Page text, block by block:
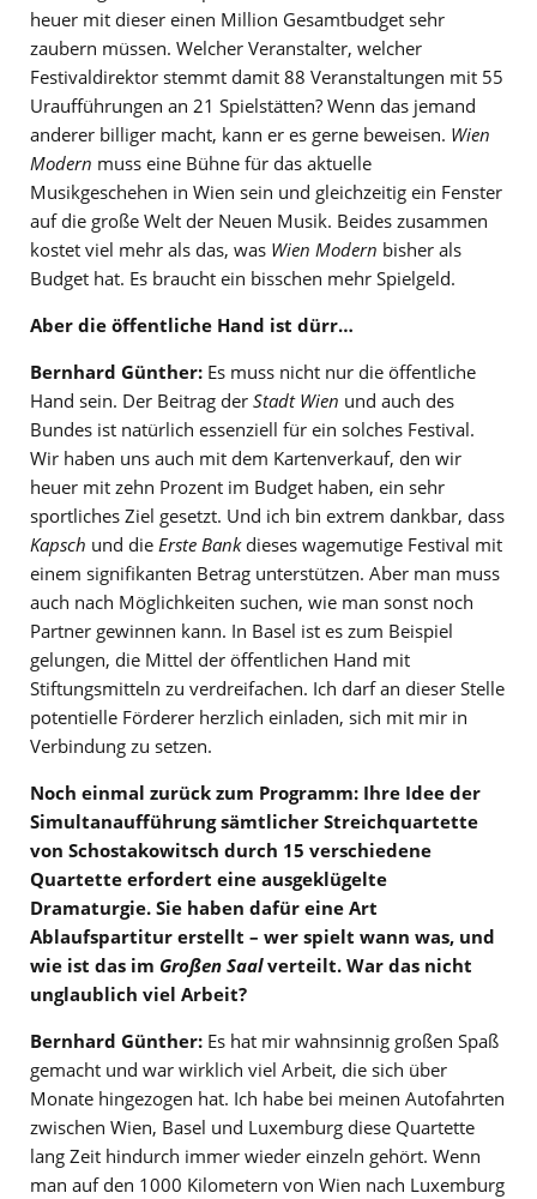
heuer mit dieser einen Million Gesamtbudget sehr
zaubern müssen. Welcher Veranstalter, welcher
Festivaldirektor stemmt damit 88 Veranstaltungen mit 55
Uraufführungen an 21 Spielstätten? Wenn das jemand
anderer billiger macht, kann er es gerne beweisen. Wien
Modern muss eine Bühne für das aktuelle
Musikgeschehen in Wien sein und gleichzeitig ein Fenster
auf die große Welt der Neuen Musik. Beides zusammen
kostet viel mehr als das, was Wien Modern bisher als
Budget hat. Es braucht ein bisschen mehr Spielgeld.
Aber die öffentliche Hand ist dürr…
Bernhard Günther: Es muss nicht nur die öffentliche
Hand sein. Der Beitrag der Stadt Wien und auch des
Bundes ist natürlich essenziell für ein solches Festival.
Wir haben uns auch mit dem Kartenverkauf, den wir
heuer mit zehn Prozent im Budget haben, ein sehr
sportliches Ziel gesetzt. Und ich bin extrem dankbar, dass
Kapsch und die Erste Bankdieses wagemutige Festival mit
einem signifikanten Betrag unterstützen. Aber man muss
auch nach Möglichkeiten suchen, wie man sonst noch
Partner gewinnen kann. In Basel ist es zum Beispiel
gelungen, die Mittel der öffentlichen Hand mit
Stiftungsmitteln zu verdreifachen. Ich darf an dieser Stelle
potentielle Förderer herzlich einladen, sich mit mir in
Verbindung zu setzen.
Noch einmal zurück zum Programm: Ihre Idee der
Simultanaufführung sämtlicher Streichquartette
von Schostakowitsch durch 15 verschiedene
Quartette erfordert eine ausgeklügelte
Dramaturgie. Sie haben dafür eine Art
Ablaufspartitur erstellt – wer spielt wann was, und
wie ist das im Großen Saalverteilt. War das nicht
unglaublich viel Arbeit?
Bernhard Günther: Es hat mir wahnsinnig großen Spaß
gemacht und war wirklich viel Arbeit, die sich über
Monate hingezogen hat. Ich habe bei meinen Autofahrten
zwischen Wien, Basel und Luxemburg diese Quartette
lang Zeit hindurch immer wieder einzeln gehört. Wenn
man auf den 1000 Kilometern von Wien nach Luxemburg